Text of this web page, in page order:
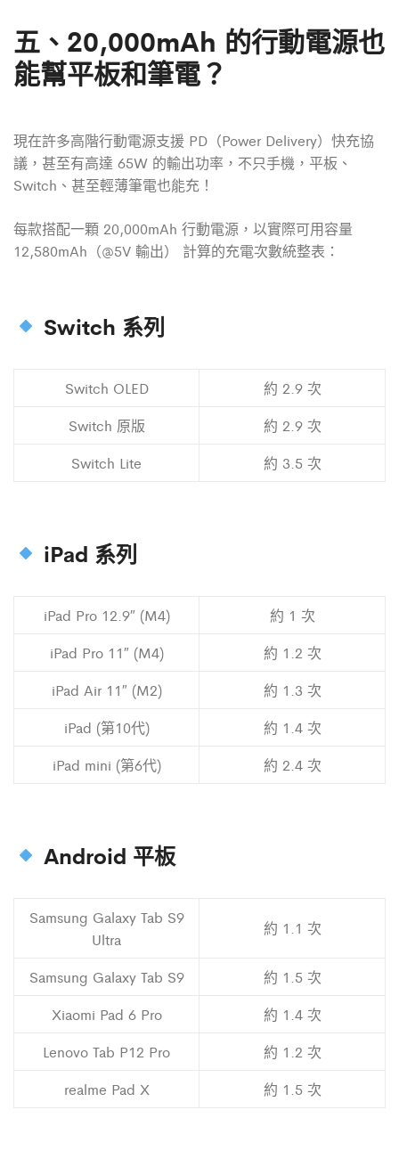
五、 20,000mAh 的行動電源也
能幫平板和筆電？
現在許多高階行動電源支援 PD（Power Delivery）快充協
議，甚至有高達 65W 的輸出功率，不只手機，平板、
Switch、甚至輕薄筆電也能充！
每款搭配一顆 20,000mAh 行動電源，以實際可用容量
12,580mAh（@5V 輸出）
計算的充電次數統整表：
Switch 系列
Switch OLED
約 2.9 次
Switch 原版
約 2.9 次
Switch Lite
約 3.5 次
iPad 系列
iPad Pro 12.9″ (M4)
約 1 次
iPad Pro 11″ (M4)
約 1.2 次
iPad Air 11″ (M2)
約 1.3 次
iPad (第10代)
約 1.4 次
iPad mini (第6代)
約 2.4 次
Android 平板
Samsung Galaxy Tab S9
Ultra
約 1.1 次
Samsung Galaxy Tab S9
約 1.5 次
Xiaomi Pad 6 Pro
約 1.4 次
Lenovo Tab P12 Pro
約 1.2 次
realme Pad X
約 1.5 次